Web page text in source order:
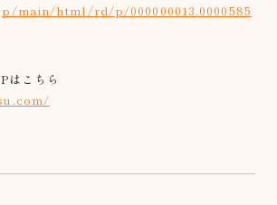
main/html/rd/p/000000013.0000585
こちら